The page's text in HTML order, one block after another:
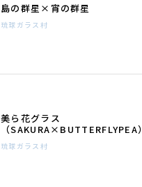
島の群星×宵の群星
琉球ガラス村
美ら花グラス
（SAKURA×BUTTERFLYPEA）
琉球ガラス村